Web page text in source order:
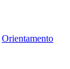
Orientamento